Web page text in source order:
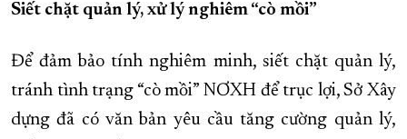
Siết chặt quản lý, xử lý nghiêm “cò mồi”
Để đảm bảo tính nghiêm minh, siết chặt quản lý,
tránh tình trạng “cò mồi” NƠXH để trục lợi, Sở Xây
dựng đã có văn bản yêu cầu tăng cường quản lý,